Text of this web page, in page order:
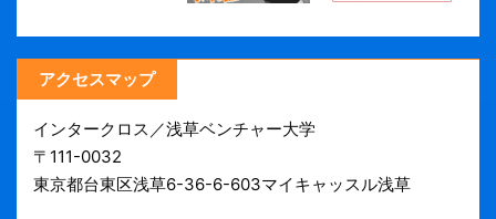
アクセスマップ
インタークロス／浅草ベンチャー大学
〒111-0032
東京都台東区浅草6-36-6-603マイキャッスル浅草